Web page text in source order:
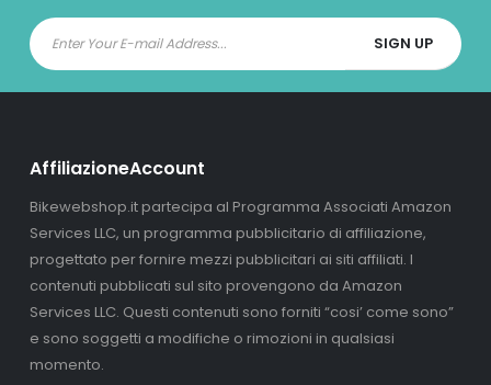
AffiliazioneAccount
Bikewebshop.it partecipa al Programma Associati Amazon
Services LLC, un programma pubblicitario di affiliazione,
progettato per fornire mezzi pubblicitari ai siti affiliati. I
contenuti pubblicati sul sito provengono da Amazon
Services LLC. Questi contenuti sono forniti “cosi’ come sono”
e sono soggetti a modifiche o rimozioni in qualsiasi
momento.